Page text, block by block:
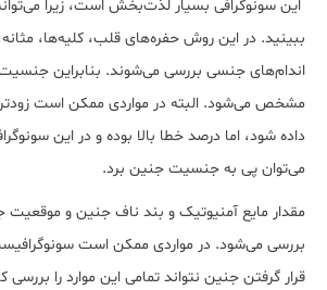
این سونوگرافی بسیار لذت‌بخش است، زیرا
ببینید. در این روش حفره‌های قلب، کلیه‌ها،
اندام‌های جنسی بررسی می‌شوند. بنابراین
مشخص می‌شود. البته در مواردی ممکن است
داده شود، اما درصد خطا بالا بوده و در این
می‌توان پی به جنسیت جنین برد.
مقدار مایع آمنیوتیک و بند ناف جنین و
بررسی می‌شود. در مواردی ممکن است
قرار گرفتن جنین نتواند تمامی این موارد را بررسی